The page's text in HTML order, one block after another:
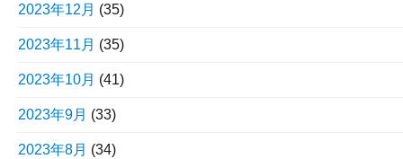
2023年12月 (35)
2023年11月 (35)
2023年10月 (41)
2023年9月 (33)
2023年8月 (34)